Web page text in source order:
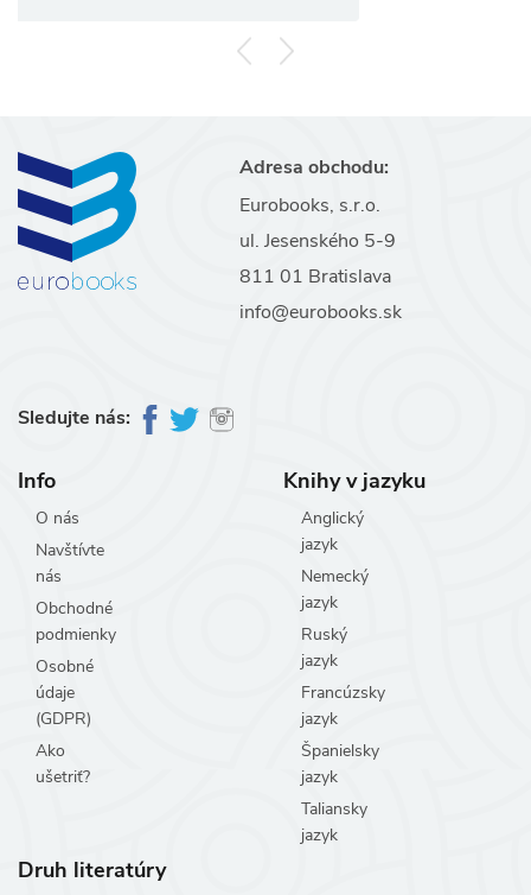
Adresa obchodu:
Eurobooks, s.r.o.
ul. Jesenského 5-9
811 01 Bratislava
info@eurobooks.sk
Sledujte nás:
Info
O nás
Navštívte
nás
Obchodné
podmienky
Osobné
údaje
(GDPR)
Ako
ušetriť?
Knihy v jazyku
Anglický
jazyk
Nemecký
jazyk
Ruský
jazyk
Francúzsky
jazyk
Španielsky
jazyk
Taliansky
jazyk
Druh literatúry